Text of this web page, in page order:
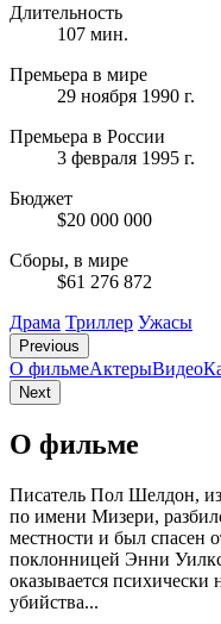
Длительность
107 мин.
Премьера в мире
29 ноября 1990 г.
Премьера в России
3 февраля 1995 г.
Бюджет
$20 000 000
Сборы, в мире
$61 276 872
Драма Триллер Ужасы
Previous
О фильмеАктерыВидео
Next
О фильме
Писатель Пол Шелдон,
по имени Мизери,
местности и был спасен
поклонницей Энни
оказывается психически
убийства...